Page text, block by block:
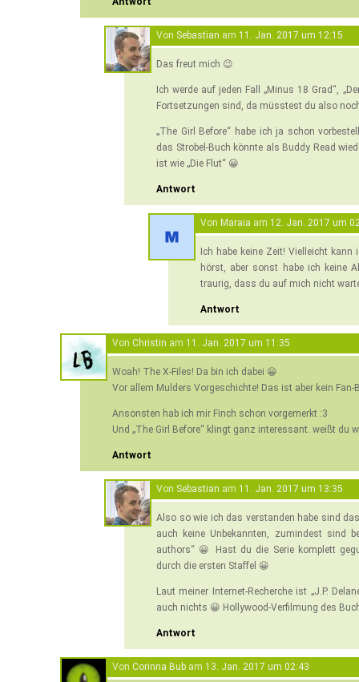
Von Sebastian am 11. Jan. 2017 um 12:15
Das freut mich 😉
Ich werde auf jeden Fall „Minus 18 Grad“,
Fortsetzungen sind, da müsstest du also
„The Girl Before“ habe ich ja schon
das Strobel-Buch könnte als Buddy Read
ist wie „Die Flut“ 😀
Antwort
Von Maraia am 12. Jan. 2017 um
Ich habe keine Zeit! Vielleicht kann
hörst, aber sonst habe ich keine
traurig, dass du auf mich nicht
Antwort
Von Christin am 11. Jan. 2017 um 11:35
Woah! The X-Files! Da bin ich dabei 😀
Vor allem Mulders Vorgeschichte! Das ist aber kein Fan-
Ansonsten hab ich mir Finch schon vorgemerkt :3
Und „The Girl Before“ klingt ganz interessant. weißt du
Antwort
Von Sebastian am 11. Jan. 2017 um 13:35
Also so wie ich das verstanden habe sind
auch keine Unbekannten, zumindest sind
authors“ 😀 Hast du die Serie komplett
durch die ersten Staffel 😀
Laut meiner Internet-Recherche ist „J.P.
auch nichts 😀 Hollywood-Verfilmung des
Antwort
Von Corinna Bub am 13. Jan. 2017 um 02:43